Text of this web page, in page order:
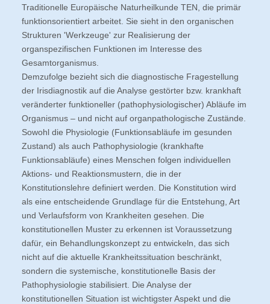
Traditionelle Europäische Naturheilkunde TEN, die primär
funktionsorientiert arbeitet. Sie sieht in den organischen
Strukturen 'Werkzeuge' zur Realisierung der
organspezifischen Funktionen im Interesse des
Gesamtorganismus.
Demzufolge bezieht sich die diagnostische Fragestellung
der Irisdiagnostik auf die Analyse gestörter bzw. krankhaft
veränderter funktioneller (pathophysiologischer) Abläufe im
Organismus – und nicht auf organpathologische Zustände.
Sowohl die Physiologie (Funktionsabläufe im gesunden
Zustand) als auch Pathophysiologie (krankhafte
Funktionsabläufe) eines Menschen folgen individuellen
Aktions- und Reaktionsmustern, die in der
Konstitutionslehre definiert werden. Die Konstitution wird
als eine entscheidende Grundlage für die Entstehung, Art
und Verlaufsform von Krankheiten gesehen. Die
konstitutionellen Muster zu erkennen ist Voraussetzung
dafür, ein Behandlungskonzept zu entwickeln, das sich
nicht auf die aktuelle Krankheitssituation beschränkt,
sondern die systemische, konstitutionelle Basis der
Pathophysiologie stabilisiert. Die Analyse der
konstitutionellen Situation ist wichtigster Aspekt und die